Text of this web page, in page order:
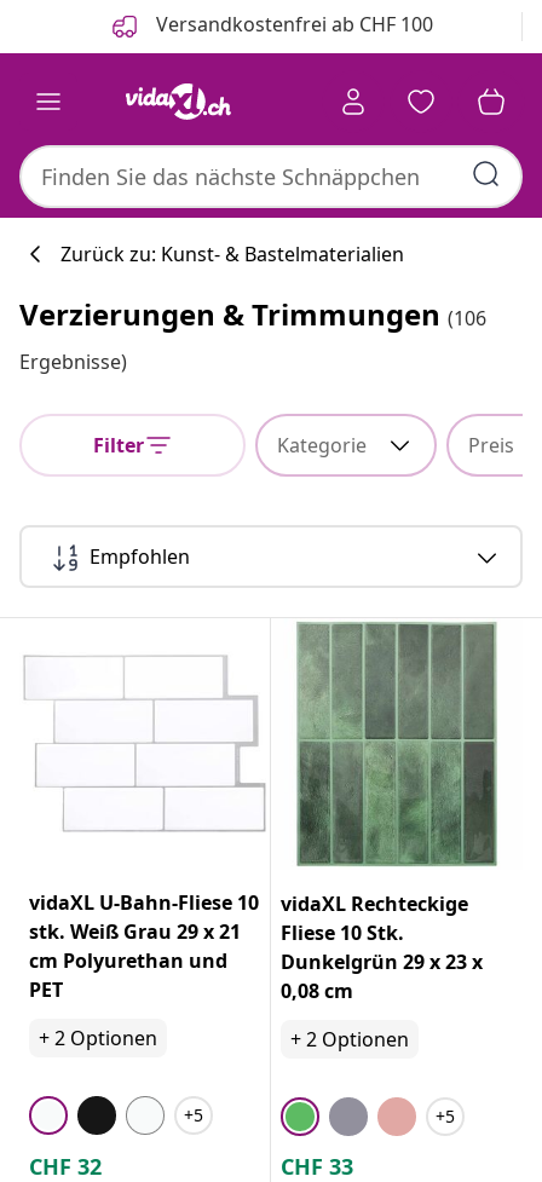
Versandkostenfrei ab CHF 100
Zurück zu: Kunst- & Bastelmaterialien
Verzierungen & Trimmungen (106
Ergebnisse)
Filter Kategorie Preis
Empfohlen
vidaXL U-Bahn-Fliese 10
stk. Weiß Grau 29 x 21
cm Polyurethan und
PET
+2 Optionen
+5
CHF 32
vidaXL Rechteckige
Fliese 10 Stk.
Dunkelgrün 29 x 23 x
0,08 cm
+2 Optionen
+5
CHF 33